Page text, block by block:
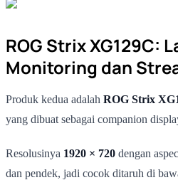
ROG Strix XG129C:
Monitoring dan
Produk kedua adalah ROG Strix
yang dibuat sebagai companion
Resolusinya 1920 × 720 dengan
dan pendek, jadi cocok ditaruh di